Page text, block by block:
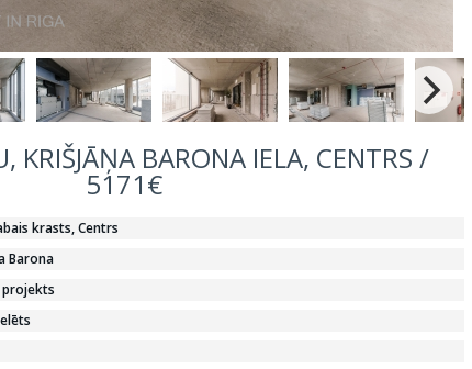
KRIŠJĀŅA BARONA IELA, CENTRS /
5171€
krasts, Centrs
Barona
projekts